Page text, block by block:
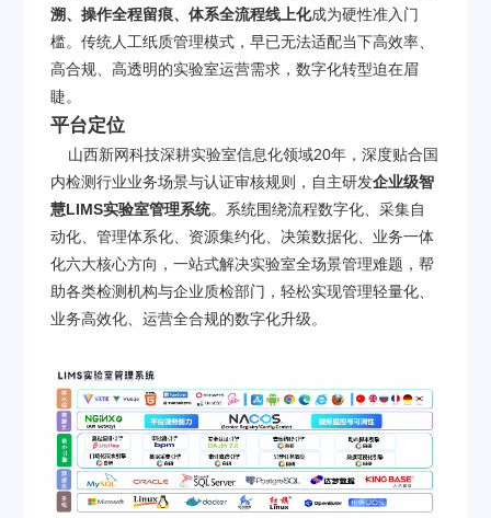
溯、操作全程留痕、体系全流程线上化成为硬性准入门
槛。传统人工纸质管理模式，早已无法适配当下高效率、
高合规、高透明的实验室运营需求，数字化转型迫在眉
睫。
平台定位
山西新网科技深耕实验室信息化领域20年，深度贴合国
内检测行业业务场景与认证审核规则，自主研发企业级智
慧LIMS实验室管理系统。系统围绕流程数字化、采集自
动化、管理体系化、资源集约化、决策数据化、业务一体
化六大核心方向，一站式解决实验室全场景管理难题，帮
助各类检测机构与企业质检部门，轻松实现管理轻量化、
业务高效化、运营全合规的数字化升级。